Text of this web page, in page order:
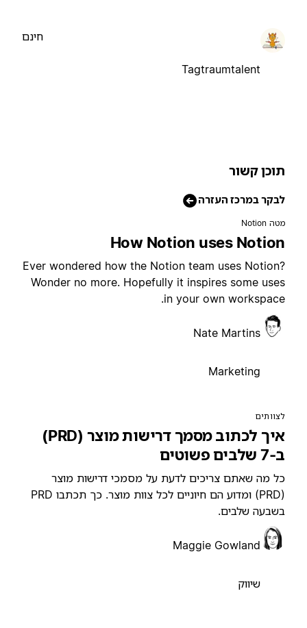
Tagtraumtalent
קשור
במרכז העזרה
How Notion uses
Ever wondered how the Notion team uses
Wonder no more. Hopefully it inspires some
in your own
Nate Martins
Marketing
איך לכתוב מסמך דרישות מוצר (PRD)
מה שאתם צריכים לדעת על מסמכי דרישות מוצר
(PRD) ומדוע הם חיוניים לכל צוות מוצר. כך תכתבו PRD
שלבים.
Maggie Gowland